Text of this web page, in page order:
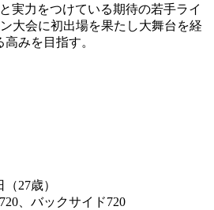
実力をつけている期待の若手ライ
大会に初出場を果たし大舞台を経
みを目指す。
27歳）
、バックサイド720